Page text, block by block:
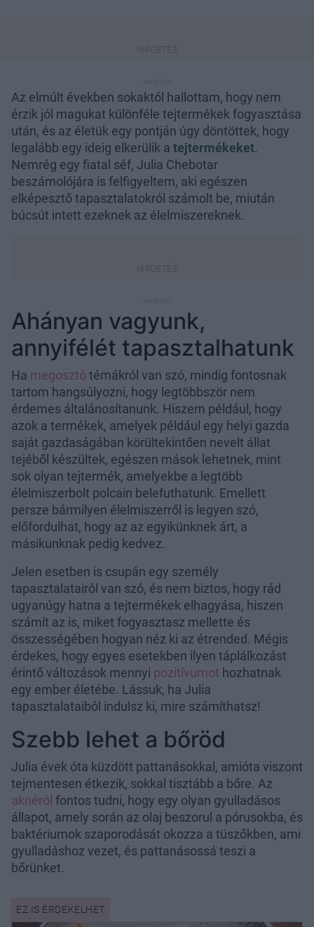
Az elmúlt években sokaktól hallottam, hogy nem
érzik jól magukat különféle tejtermékek fogyasztása
után, és az életük egy pontján úgy döntöttek, hogy
legalább egy ideig elkerülik a tejtermékeket.
Nemrég egy fiatal séf, Julia Chebotar
beszámolójára is felfigyeltem, aki egészen
elképesztő tapasztalatokról számolt be, miután
búcsút intett ezeknek az élelmiszereknek.
Ahányan vagyunk,
annyifélét tapasztalhatunk
Ha megosztó témákról van szó, mindig fontosnak
tartom hangsúlyozni, hogy legtöbbször nem
érdemes általánosítanunk. Hiszem például, hogy
azok a termékek, amelyek például egy helyi gazda
saját gazdaságában körültekintően nevelt állat
tejéből készültek, egészen mások lehetnek, mint
sok olyan tejtermék, amelyekbe a legtöbb
élelmiszerbolt polcain belefuthatunk. Emellett
persze bármilyen élelmiszerről is legyen szó,
előfordulhat, hogy az az egyikünknek árt, a
másikunknak pedig kedvez.
Jelen esetben is csupán egy személy
tapasztalatairól van szó, és nem biztos, hogy rád
ugyanúgy hatna a tejtermékek elhagyása, hiszen
számít az is, miket fogyasztasz mellette és
összességében hogyan néz ki az étrended. Mégis
érdekes, hogy egyes esetekben ilyen táplálkozást
érintő változások mennyi pozitívumot hozhatnak
egy ember életébe. Lássuk, ha Julia
tapasztalataiból indulsz ki, mire számíthatsz!
Szebb lehet a bőröd
Julia évek óta küzdött pattanásokkal, amióta viszont
tejmentesen étkezik, sokkal tisztább a bőre. Az
aknéról fontos tudni, hogy egy olyan gyulladásos
állapot, amely során az olaj beszorul a pórusokba, és
baktériumok szaporodását okozza a tüszőkben, ami
gyulladáshoz vezet, és pattanásossá teszi a
bőrünket.